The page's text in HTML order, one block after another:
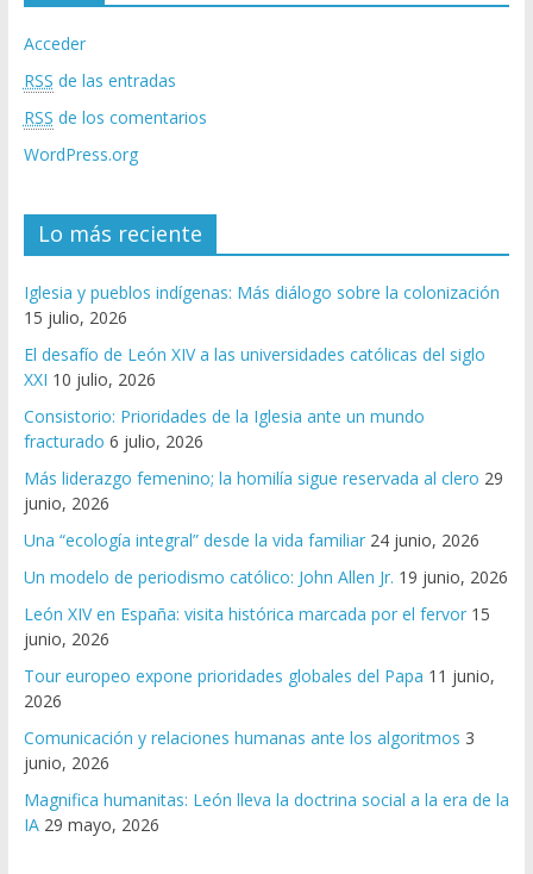
Acceder
RSS de las entradas
RSS de los comentarios
WordPress.org
Lo más reciente
Iglesia y pueblos indígenas: Más diálogo sobre la colonización
15 julio, 2026
El desafío de León XIV a las universidades católicas del siglo
XXI 10 julio, 2026
Consistorio: Prioridades de la Iglesia ante un mundo
fracturado 6 julio, 2026
Más liderazgo femenino; la homilía sigue reservada al clero 29
junio, 2026
Una “ecología integral” desde la vida familiar 24 junio, 2026
Un modelo de periodismo católico: John Allen Jr. 19 junio, 2026
León XIV en España: visita histórica marcada por el fervor 15
junio, 2026
Tour europeo expone prioridades globales del Papa 11 junio,
2026
Comunicación y relaciones humanas ante los algoritmos 3
junio, 2026
Magnifica humanitas: León lleva la doctrina social a la era de la
IA 29 mayo, 2026